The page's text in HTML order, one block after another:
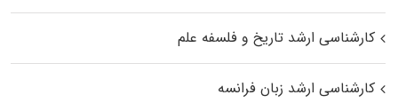
کارشناسی ارشد تاریخ و فلسفه علم
کارشناسی ارشد زبان فرانسه